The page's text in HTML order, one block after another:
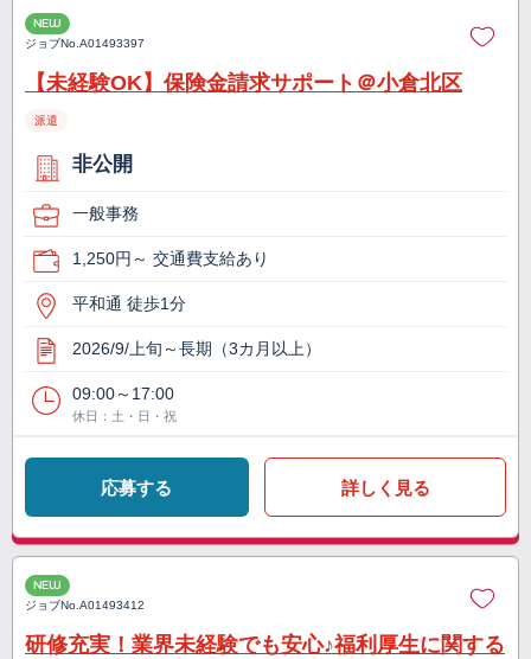
NEW
ジョブNo.A01493397
【未経験OK】保険金請求サポート＠小倉北区
派遣
非公開
一般事務
1,250円～ 交通費支給あり
平和通 徒歩1分
2026/9/上旬～長期（3カ月以上）
09:00～17:00
休日：土・日・祝
応募する 詳しく見る
NEW
ジョブNo.A01493412
研修充実！業界未経験でも安心♪福利厚生に関する